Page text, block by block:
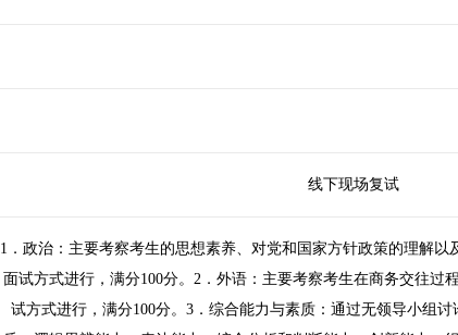
线下现场复试
1．政治：主要考察考生的思想素养、对党和国家方针政策的理解以
面试方式进行，满分100分。2．外语：主要考察考生在商务交往过
试方式进行，满分100分。3．综合能力与素质：通过无领导小组